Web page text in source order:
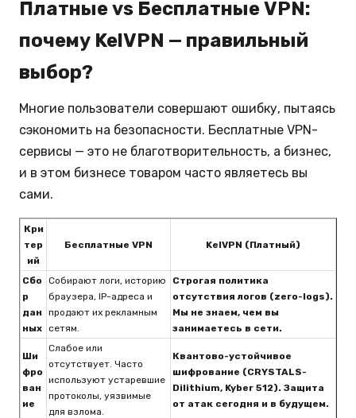
Платные vs Бесплатные VPN:
почему KelVPN — правильный
выбор?
Многие пользователи совершают ошибку, пытаясь
сэкономить на безопасности. Бесплатные VPN-
сервисы — это не благотворительность, а бизнес,
и в этом бизнесе товаром часто являетесь вы
сами.
Кри
тер
ий
Бесплатные VPN KelVPN (Платный)
Сбо
р
дан
ных
Собирают логи, историю
браузера, IP-адреса и
продают их рекламным
сетям.
Строгая политика
отсутствия логов (zero-logs).
Мы не знаем, чем вы
занимаетесь в сети.
Ши
фро
ван
ие
Слабое или
отсутствует. Часто
используют устаревшие
протоколы, уязвимые
для взлома.
Квантово-устойчивое
шифрование (CRYSTALS-
Dilithium, Kyber 512). Защита
от атак сегодня и в будущем.